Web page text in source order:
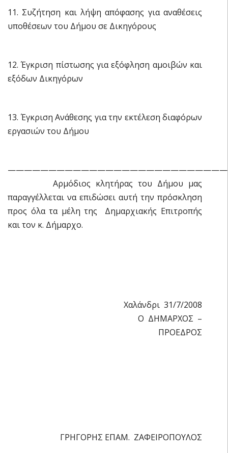
11. Συζήτηση και λήψη απόφασης για αναθέσεις
υποθέσεων του Δήμου σε Δικηγόρους
12. Έγκριση πίστωσης για εξόφληση αμοιβών και
εξόδων Δικηγόρων
13. Έγκριση Ανάθεσης για την εκτέλεση διαφόρων
εργασιών του Δήμου
Αρμόδιος κλητήρας του Δήμου μας
παραγγέλλεται να επιδώσει αυτή την πρόσκληση
προς όλα τα μέλη της Δημαρχιακής Επιτροπής
και τον κ. Δήμαρχο.
Χαλάνδρι 31/7/2008
Ο ΔΗΜΑΡΧΟΣ –
ΠΡΟΕΔΡΟΣ
ΓΡΗΓΟΡΗΣ ΕΠΑΜ. ΖΑΦΕΙΡΟΠΟΥΛΟΣ